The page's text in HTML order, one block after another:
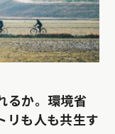
るか。環境省
リも人も共生す